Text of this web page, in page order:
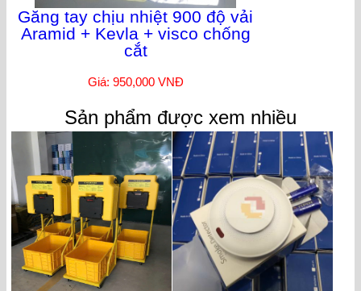
Găng tay chịu nhiệt 900 độ vải
Aramid + Kevla + visco chống
cắt
Giá: 950,000 VNĐ
Sản phẩm được xem nhiều